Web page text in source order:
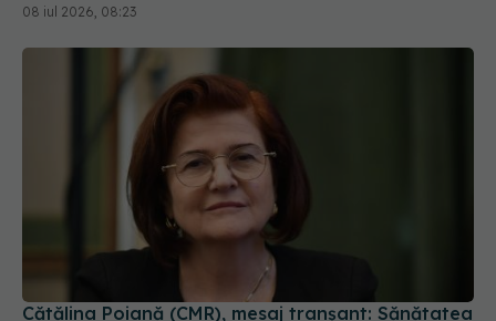
08 iul 2026, 08:23
Cătălina Poiană (CMR), mesaj tranșant: Sănătatea